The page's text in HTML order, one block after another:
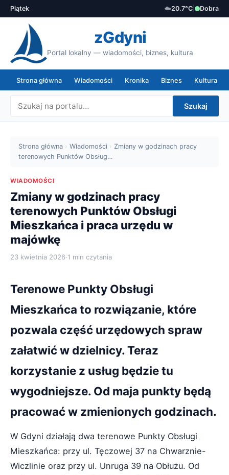
Piątek ☁️20.7°C Dobra
zGdyni
Portal lokalny — wiadomości, biznes, kultura
Strona główna Wiadomości Kronika Biznes Kultura
Szukaj
Strona główna › Wiadomości › Zmiany w godzinach pracy
terenowych Punktów Obsług…
WIADOMOŚCI
Zmiany w godzinach pracy
terenowych Punktów Obsługi
Mieszkańca i praca urzędu w
majówkę
23 kwietnia 2026·1 min czytania
Terenowe Punkty Obsługi
Mieszkańca to rozwiązanie, które
pozwala część urzędowych spraw
załatwić w dzielnicy. Teraz
korzystanie z usług będzie tu
wygodniejsze. Od maja punkty będą
pracować w zmienionych godzinach.
W Gdyni działają dwa terenowe Punkty Obsługi
Mieszkańca: przy ul. Tęczowej 37 na Chwarznie-
Wiczlinie oraz przy ul. Unruga 39 na Obłużu. Od